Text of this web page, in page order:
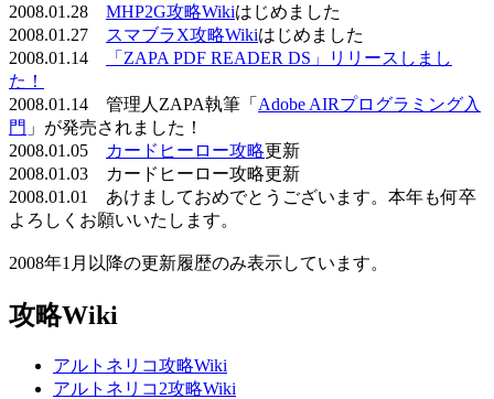
2008.01.28 MHP2G攻略Wikiはじめました
2008.01.27
スマブラX攻略Wikiはじめました
2008.01.14
「ZAPA PDF READER DS」リリースしまし
た！
2008.01.14 管理人ZAPA執筆「 Adobe AIRプログラミング入
門 」が発売されました！
2008.01.05
カードヒーロー攻略更新
2008.01.03 カードヒーロー攻略更新
2008.01.01 あけましておめでとうございます。本年も何卒
よろしくお願いいたします。
2008年1月以降の更新履歴のみ表示しています。
攻略Wiki
アルトネリコ攻略Wiki
アルトネリコ2攻略Wiki